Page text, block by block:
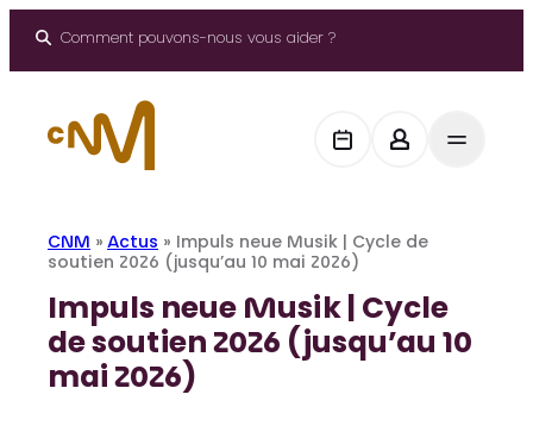
Comment pouvons-nous vous aider ?
CNM » Actus » Impuls neue Musik | Cycle de
soutien 2026 (jusqu’au 10 mai 2026)
Impuls neue Musik | Cycle
de soutien 2026 (jusqu’au 10
mai 2026)